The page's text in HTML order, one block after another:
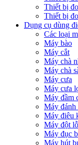
Thiết bị
Thiết bị
Dụng cụ dùng
Các loại
Máy bào
Máy cắt
Máy chà
Máy chà
Máy cưa
Máy cưa
Máy đầm
Máy đánh
Máy điêu
Máy đột lỗ
Máy đục
Máy hút